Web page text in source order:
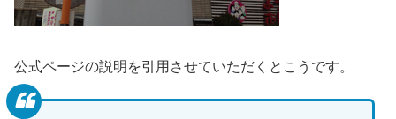
公式ページの説明を引用させていただくとこうです。